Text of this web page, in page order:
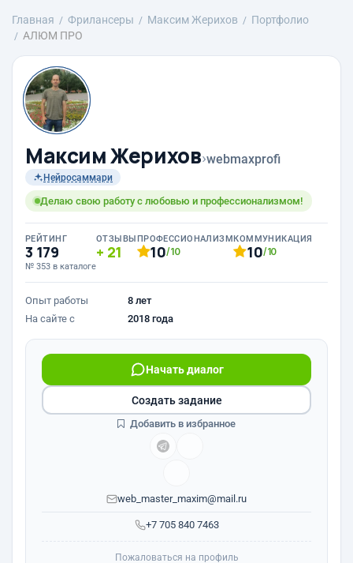
Главная Фрилансеры Максим Жерихов
Портфолио
АЛЮМ ПРО
Максим Жерихов›webmaxprofi
Нейросаммари
Делаю свою работу с любовью и профессионализмом!
РЕЙТИНГ
3 179
№ 353 в каталоге
ОТЗЫВЫ
21
ПРОФЕССИОНАЛИЗМ
10/10
КОММУНИКАЦИЯ
10/10
Опыт работы
8 лет
На сайте с
2018 года
+7 705 840 7463
Начать диалог
web_master_maxim@mail.ru
Создать задание
Добавить в избранное
Пожаловаться на профиль